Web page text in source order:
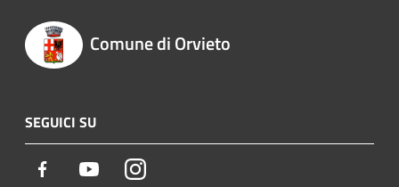
Comune di Orvieto
SEGUICI SU
Facebook YoutubeInstagram